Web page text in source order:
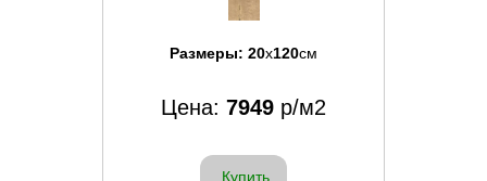
Размеры: 20x120см
Цена: 7949 р/м2
Купить